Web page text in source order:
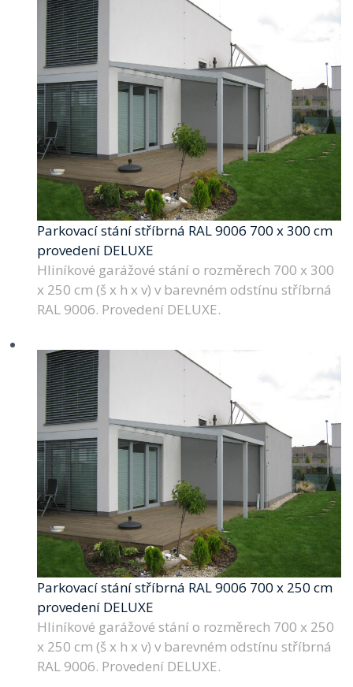
Parkovací stání stříbrná RAL 9006 700 x 300 cm
provedení DELUXE
Hliníkové garážové stání o rozměrech 700 x 300
x 250 cm (š x h x v) v barevném odstínu stříbrná
RAL 9006. Provedení DELUXE.
Parkovací stání stříbrná RAL 9006 700 x 250 cm
provedení DELUXE
Hliníkové garážové stání o rozměrech 700 x 250
x 250 cm (š x h x v) v barevném odstínu stříbrná
RAL 9006. Provedení DELUXE.